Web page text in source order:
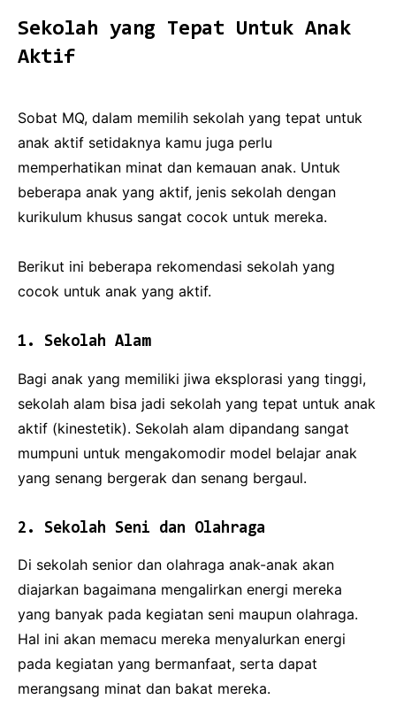
Sekolah yang Tepat Untuk Anak
Aktif
Sobat MQ, dalam memilih sekolah yang tepat untuk
anak aktif setidaknya kamu juga perlu
memperhatikan minat dan kemauan anak. Untuk
beberapa anak yang aktif, jenis sekolah dengan
kurikulum khusus sangat cocok untuk mereka.
Berikut ini beberapa rekomendasi sekolah yang
cocok untuk anak yang aktif.
1. Sekolah Alam
Bagi anak yang memiliki jiwa eksplorasi yang tinggi,
sekolah alam bisa jadi sekolah yang tepat untuk anak
aktif (kinestetik). Sekolah alam dipandang sangat
mumpuni untuk mengakomodir model belajar anak
yang senang bergerak dan senang bergaul.
2. Sekolah Seni dan Olahraga
Di sekolah senior dan olahraga anak-anak akan
diajarkan bagaimana mengalirkan energi mereka
yang banyak pada kegiatan seni maupun olahraga.
Hal ini akan memacu mereka menyalurkan energi
pada kegiatan yang bermanfaat, serta dapat
merangsang minat dan bakat mereka.